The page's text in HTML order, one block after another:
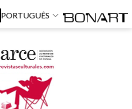
PORTUGUÊS